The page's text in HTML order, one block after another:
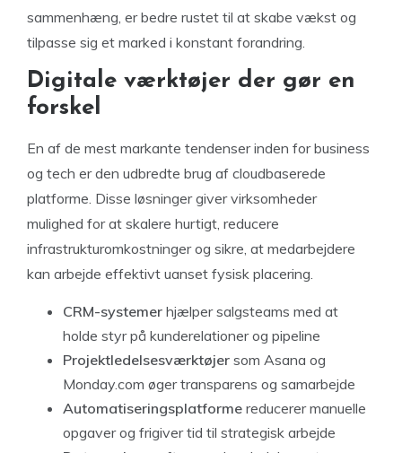
sammenhæng, er bedre rustet til at skabe vækst og
tilpasse sig et marked i konstant forandring.
Digitale værktøjer der gør en
forskel
En af de mest markante tendenser inden for business
og tech er den udbredte brug af cloudbaserede
platforme. Disse løsninger giver virksomheder
mulighed for at skalere hurtigt, reducere
infrastrukturomkostninger og sikre, at medarbejdere
kan arbejde effektivt uanset fysisk placering.
CRM-systemer hjælper salgsteams med at
holde styr på kunderelationer og pipeline
Projektledelsesværktøjer som Asana og
Monday.com øger transparens og samarbejde
Automatiseringsplatforme reducerer manuelle
opgaver og frigiver tid til strategisk arbejde